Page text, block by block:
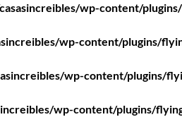
wp-content/
wp-content/plugins/
wp-content/plugins/
wp-content/plugins/